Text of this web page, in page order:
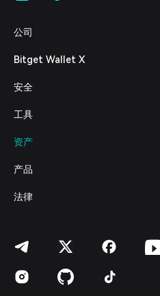
Español (Latinoamérica)
Italiano
Deutsch
繁體中文
Bahasa Indonesia
ภาษาไทย
العربية
हिन्दी
Español (Argentina)
公司
Bitget Wallet X
安全
工具
资产
产品
法律